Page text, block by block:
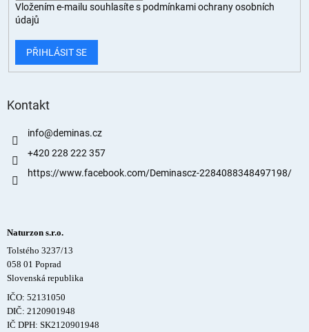
Vložením e-mailu souhlasíte s podmínkami ochrany osobních
údajů
PŘIHLÁSIT SE
Kontakt
info@deminas.cz
+420 228 222 357
https://www.facebook.com/Deminascz-2284088348497198/
Naturzon s.r.o.
Tolstého 3237/13
058 01 Poprad
Slovenská republika
IČO: 52131050
DIČ: 2120901948
IČ DPH: SK2120901948